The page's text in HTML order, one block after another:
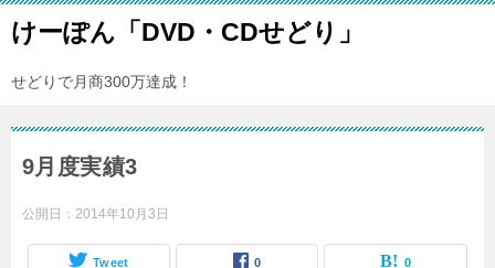
けーぽん「DVD・CDせどり」
せどりで月商300万達成！
9月度実績3
公開日： 2014年10月3日
Tweet 0 0